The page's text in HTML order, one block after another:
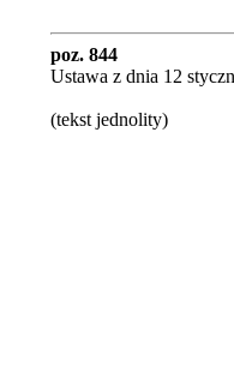
poz. 844
Ustawa z dnia 12
(tekst jednolity)